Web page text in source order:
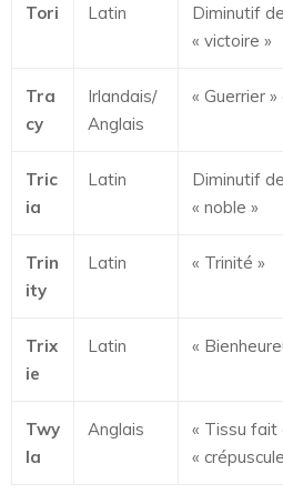
Tori Latin
Diminutif
« victoire »
Tra
cy
Irlandais/
Anglais
« Guerrier »
Tric
ia
Latin
Diminutif
« noble »
Trin
ity
Latin « Trinité »
Trix
ie
Latin «
Twy
la
Anglais
« Tissu fait
«